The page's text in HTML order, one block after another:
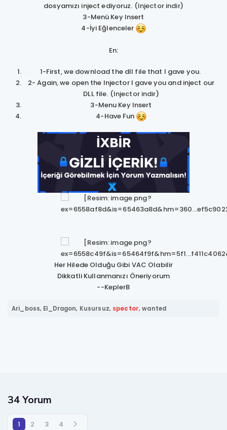
dosyamızı inject ediyoruz. (Injector indir)
3-Menü Key Insert
4-İyi Eğlenceler
En:
1-First, we download the dll file that I gave you.
2- Again, we open the Injector I gave you and inject our
DLL file. (Injector indir)
3-Menu Key Insert
4-Have Fun
Her Hilede Olduğu Gibi VAC Olabilir
Dikkatli Kullanmanızı Öneriyorum
--KeplerB
Ari_boss, El_Dragon, Kusursuz, spector,wanted
34 Yorum
1 2 3 4